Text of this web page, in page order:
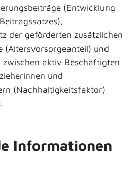
(Entwicklung
der geförderten zusätzlichen
(Altersvorsorgeanteil) und
zwischen aktiv Beschäftigten
und
(Nachhaltigkeitsfaktor)
Informationen